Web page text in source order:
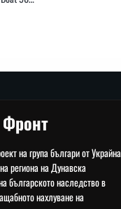
Фронт
на група българи от Украйна
региона на Дунавска
българското наследство в
нахлуване на